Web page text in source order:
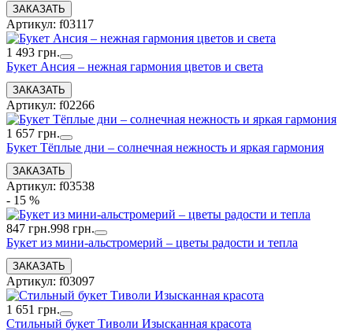
Артикул: f03117
1 493 грн.
Букет Ансия – нежная гармония цветов и света
Артикул: f02266
1 657 грн.
Букет Тёплые дни – солнечная нежность и яркая гармония
Артикул: f03538
- 15 %
847 грн.998 грн.
Букет из мини-альстромерий – цветы радости и тепла
Артикул: f03097
1 651 грн.
Стильный букет Тиволи Изысканная красота